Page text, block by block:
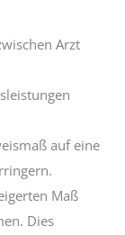
Arzt
auf eine
Maß
Dies